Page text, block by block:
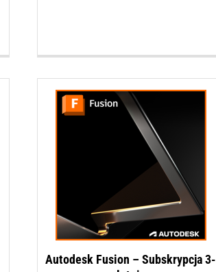
Autodesk Fusion – Subskrypcja 3-